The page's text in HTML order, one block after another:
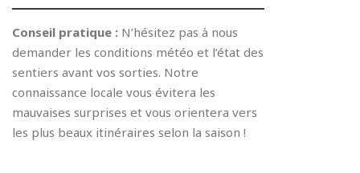
Conseil pratique : N’hésitez pas à nous
demander les conditions météo et l’état des
sentiers avant vos sorties. Notre
connaissance locale vous évitera les
mauvaises surprises et vous orientera vers
les plus beaux itinéraires selon la saison !